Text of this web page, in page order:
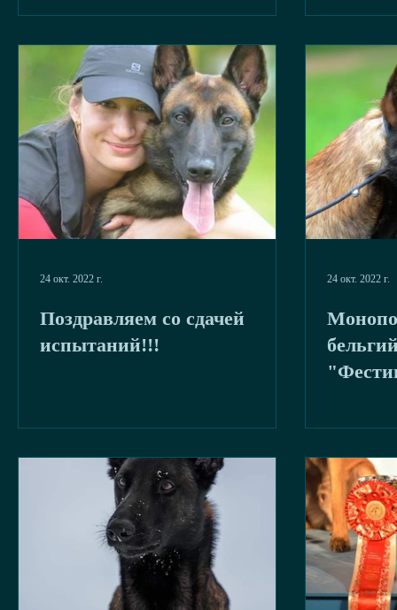
чемпионате мира
Поздравляем со сдачей
испытаний!!!
24 окт. 2022 г. 24 окт. 2022 г.